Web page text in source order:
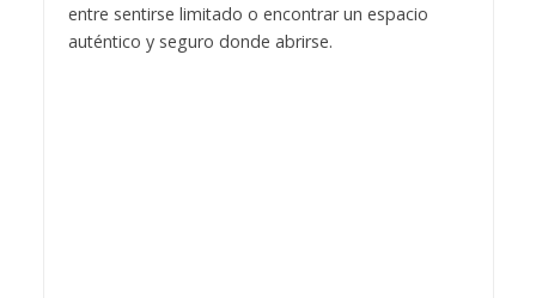
entre sentirse limitado o encontrar un espacio
auténtico y seguro donde abrirse.